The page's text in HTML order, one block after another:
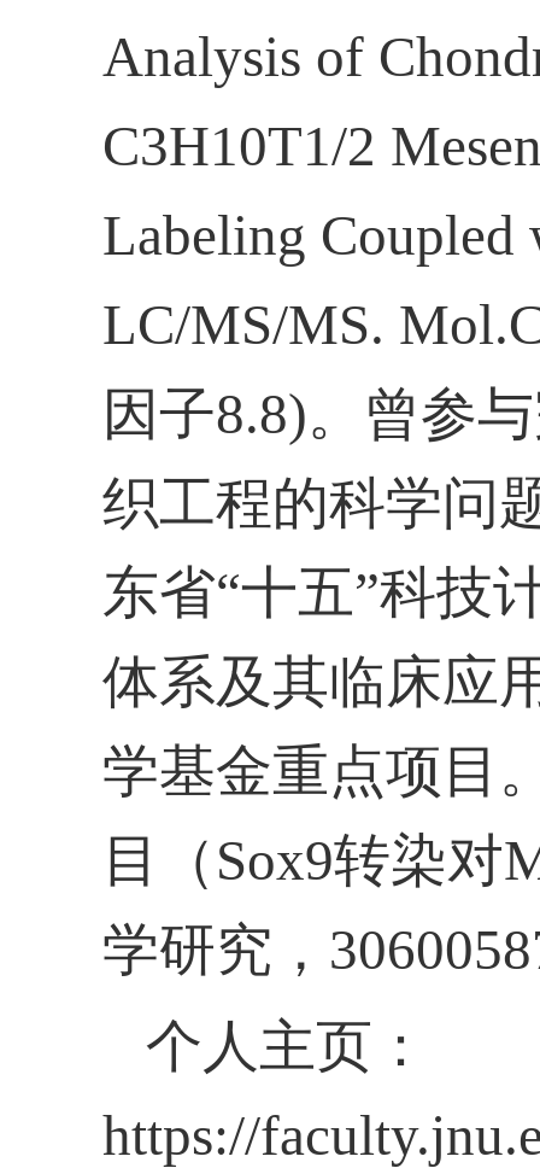
Analysis of
C3H10T1/2
Labeling
LC/MS/MS.
因子8.8)。曾参
织工程的科学问
东省“十五”科技
体系及其临床应
学基金重点项目
目（Sox9转染对
学研究，
个人主页：
https://